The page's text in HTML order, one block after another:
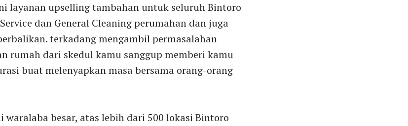
layanan upselling tambahan untuk seluruh Bintoro
dan General Cleaning perumahan dan juga
terkadang mengambil permasalahan
rumah dari skedul kamu sanggup memberi kamu
buat melenyapkan masa bersama orang-orang
besar, atas lebih dari 500 lokasi Bintoro